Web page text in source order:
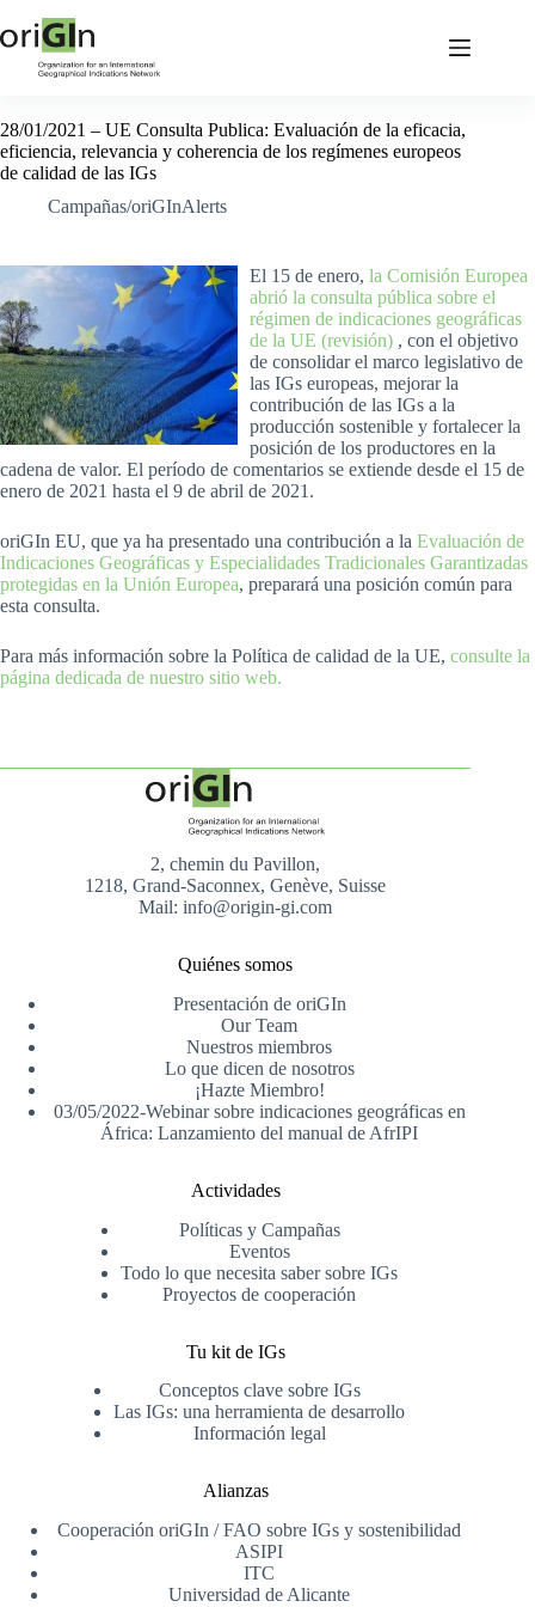
28/01/2021 – UE Consulta Publica: Evaluación de la eficacia,
eficiencia, relevancia y coherencia de los regímenes europeos
de calidad de las IGs
Campañas/oriGInAlerts
El 15 de enero, la Comisión Europea
abrió la consulta pública sobre el
régimen de indicaciones geográficas
de la UE (revisión) , con el objetivo
de consolidar el marco legislativo de
las IGs europeas, mejorar la
contribución de las IGs a la
producción sostenible y fortalecer la
posición de los productores en la
cadena de valor. El período de comentarios se extiende desde el 15 de
enero de 2021 hasta el 9 de abril de 2021.
oriGIn EU, que ya ha presentado una contribución a la Evaluación de
Indicaciones Geográficas y Especialidades Tradicionales Garantizadas
protegidas en la Unión Europea, preparará una posición común para
esta consulta.
Para más información sobre la Política de calidad de la UE, consulte la
página dedicada de nuestro sitio web.
2, chemin du Pavillon,
1218, Grand-Saconnex, Genève, Suisse
Mail: info@origin-gi.com
Quiénes somos
Presentación de oriGIn
Our Team
Nuestros miembros
Lo que dicen de nosotros
¡Hazte Miembro!
03/05/2022-Webinar sobre indicaciones geográficas en
África: Lanzamiento del manual de AfrIPI
Actividades
Políticas y Campañas
Eventos
Todo lo que necesita saber sobre IGs
Proyectos de cooperación
Tu kit de IGs
Conceptos clave sobre IGs
Las IGs: una herramienta de desarrollo
Información legal
Alianzas
Cooperación oriGIn / FAO sobre IGs y sostenibilidad
ASIPI
ITC
Universidad de Alicante